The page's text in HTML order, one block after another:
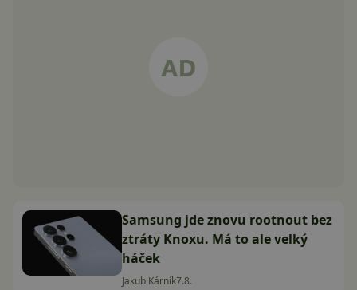
Samsung jde znovu rootnout bez
ztráty Knoxu. Má to ale velký
háček
Jakub Kárník7.8.